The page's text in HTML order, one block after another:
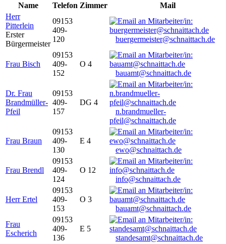
Name
Telefon Zimmer
Mail
Herr
Pitterlein
Erster
Bürgermeister
09153
409-
120
buergermeister@schnaittach.de
Frau Bisch
09153
409-
152
O 4
bauamt@schnaittach.de
Dr. Frau
Brandmüller-
Pfeil
09153
409-
157
DG 4
n.brandmueller-
pfeil@schnaittach.de
Frau Braun
09153
409-
130
E 4
ewo@schnaittach.de
Frau Brendl
09153
409-
124
O 12
info@schnaittach.de
Herr Ertel
09153
409-
153
O 3
bauamt@schnaittach.de
Frau
Escherich
09153
409-
136
E 5
standesamt@schnaittach.de